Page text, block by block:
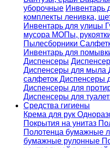
уборочные Инвентарь
комплекты ленивка,
Инвентарь для улицы
мусора МОПы,
Пылесборники
Инвентарь для
Диспенсеры
Диспенсеры для мыла
салфеток Диспенсеры
Диспенсеры для
Диспенсеры для
Средства гигиены
Крема для рук
Покрытия на унитаз
Полотенца бумажные
бумажные рулонные